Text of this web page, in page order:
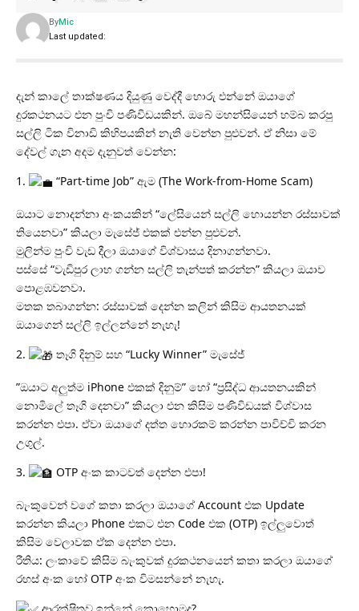
Last updated:
ByMic
​දැන් කාලේ තාක්ෂණය දියුණු වෙද්දී හොරු එන්නේ ඔයාගේ
දුරකථනයට එන පුංචි පණිවිඩයකින්. ඔබේ මහන්සියෙන් හම්බ කරපු
සල්ලි ටික විනාඩි කිහිපයකින් නැති වෙන්න පුළුවන්. ඒ නිසා මේ
දේවල් ගැන අදම දැනුවත් වෙන්න:
​1.
“Part-time Job” ඇම (The Work-from-Home Scam)
​ඔයාට නොදන්නා අංකයකින් “ලේසියෙන් සල්ලි හොයන්න රස්සාවක්
තියෙනවා” කියලා මැසේජ් එකක් එන්න පුළුවන්.
​මුලින්ම පුංචි වැඩ දීලා ඔයාගේ විශ්වාසය දිනාගන්නවා.
​පස්සේ “වැඩිපුර ලාභ ගන්න සල්ලි තැන්පත් කරන්න” කියලා ඔයාව
පොළඹවනවා.
​මතක තබාගන්න: රස්සාවක් දෙන්න කලින් කිසිම ආයතනයක්
ඔයාගෙන් සල්ලි ඉල්ලන්නේ නැහැ!
​2.
තෑගි දිනුම් සහ “Lucky Winner” මැසේජ්
​”ඔයාට අලුත්ම iPhone එකක් දිනුම්” හෝ “ප්‍රසිද්ධ ආයතනයකින්
නොමිලේ තෑගි දෙනවා” කියලා එන කිසිම පණිවිඩයක් විශ්වාස
කරන්න එපා. ඒවා ඔයාගේ දත්ත හොරකම් කරන්න පාවිච්චි කරන
උගුල්.
​3.
OTP අංක කාටවත් දෙන්න එපා!
​බැංකුවෙන් වගේ කතා කරලා ඔයාගේ Account එක Update
කරන්න කියලා Phone එකට එන Code එක (OTP) ඉල්ලුවොත්
කිසිම වෙලාවක ඒක දෙන්න එපා.
​රීතිය: ලංකාවේ කිසිම බැංකුවක් දුරකථනයෙන් කතා කරලා ඔයාගේ
රහස් අංක හෝ OTP අංක විමසන්නේ නැහැ.